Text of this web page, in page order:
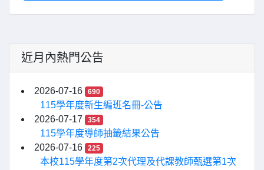
近月內熱門公告
2026-07-16 690
115學年度新生編班名冊-公告
2026-07-17
354
115學年度導師抽籤結果公告
2026-07-16
225
本校115學年度第2次代理及代課教師甄選第1次